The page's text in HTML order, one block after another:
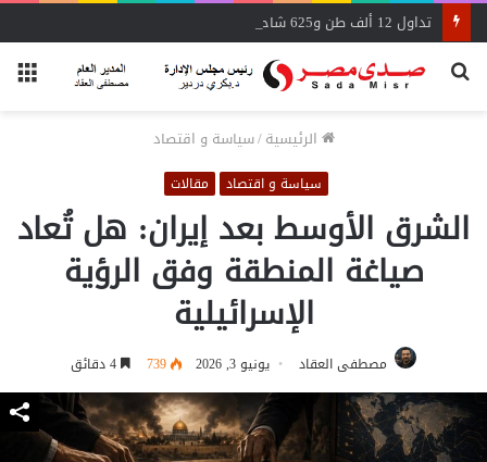
بحث
الرئيسية/سياسة و اقتصاد
سياسة و اقتصاد مقالات
الشرق الأوسط بعد إيران: هل تُعاد
صياغة المنطقة وفق الرؤية
الإسرائيلية
مصطفى العقاد يونيو 3, 2026 739